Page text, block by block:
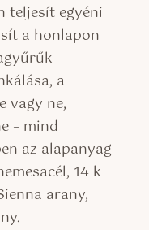
teljesít egyéni
a honlapon
a
vagy ne,
– mind
az alapanyag
14 k
arany,